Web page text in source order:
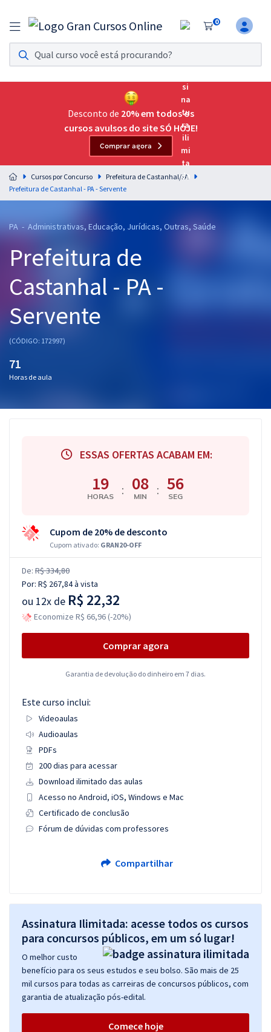
0
Assinatura Ilimitada 11
Acesso a todos os cursos. Teste grátis por 7 dias!
Assinatura OAB Até Passar
Acesso ilimitado a toda preparação para o Exame da
Residências Multiprofissionais
Preparação completa e intensiva para as principais
residências em saúde do Brasil
Cursos 20% OFF
Pós
Graduação
OAB
Mentorias
Desconto de 20% em todos os
cursos avulsos do site SÓ HOJE!
Comprar agora
Cursos por Concurso
Prefeitura de Castanhal/PA
Prefeitura de Castanhal - PA - Servente
PA - Administrativas, Educação, Jurídicas, Outras, Saúde
Prefeitura de
Castanhal - PA -
Servente
(CÓDIGO: 172997)
71
Horas de aula
ESSAS OFERTAS ACABAM EM:
19
HORAS : 08
MIN : 56
SEG
Cupom de 20% de desconto
Cupom ativado: GRAN20-OFF
De: R$ 334,80
Por: R$ 267,84à vista
ou 12x de R$ 22,32
Economize R$ 66,96 (-20%)
Comprar agora
Garantia de devolução do dinheiro em 7 dias.
Este curso inclui:
Videoaulas
Audioaulas
PDFs
200 dias para acessar
Download ilimitado das aulas
Acesso no Android, iOS, Windows e Mac
Certificado de conclusão
Fórum de dúvidas com professores
Compartilhar
Assinatura Ilimitada: acesse todos os cursos
para concursos públicos, em um só lugar!
O melhor custo
benefício para os seus estudos e seu bolso. São mais de 25
mil cursos para todas as carreiras de concursos públicos, com
garantia de atualização pós-edital.
Comece hoje